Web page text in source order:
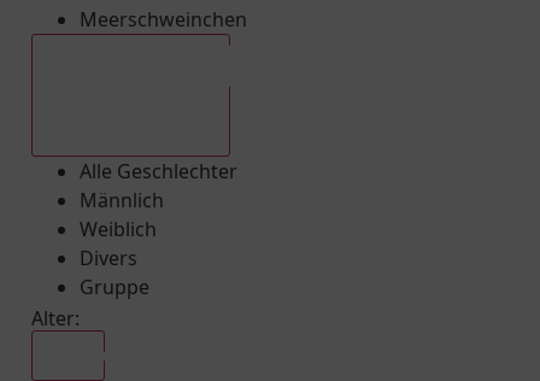
Meerschweinchen
Alle Geschlechter
Männlich
Weiblich
Divers
Gruppe
Alter: